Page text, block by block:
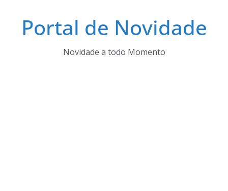
Portal de Novidade
Novidade a todo Momento